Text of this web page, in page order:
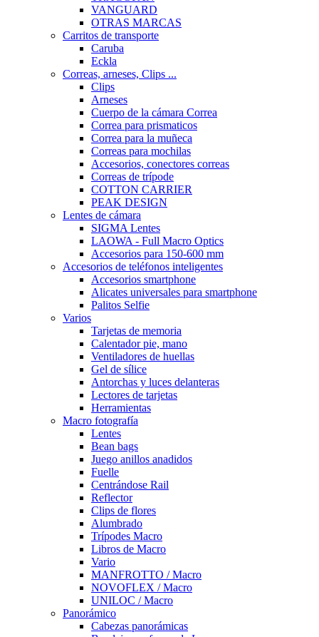
VANGUARD
OTRAS MARCAS
Carritos de transporte
Caruba
Eckla
Correas, arneses, Clips ...
Clips
Arneses
Cuerpo de la cámara Correa
Correa para prismaticos
Correa para la muñeca
Correas para mochilas
Accesorios, conectores correas
Correas de trípode
COTTON CARRIER
PEAK DESIGN
Lentes de cámara
SIGMA Lentes
LAOWA - Full Macro Optics
Accesorios para 150-600 mm
Accesorios de teléfonos inteligentes
Accesorios smartphone
Alicates universales para smartphone
Palitos Selfie
Varios
Tarjetas de memoria
Calentador pie, mano
Ventiladores de huellas
Gel de sílice
Antorchas y luces delanteras
Lectores de tarjetas
Herramientas
Macro fotografía
Lentes
Bean bags
Juego anillos anadidos
Fuelle
Centrándose Rail
Reflector
Clips de flores
Alumbrado
Trípodes Macro
Libros de Macro
Vario
MANFROTTO / Macro
NOVOFLEX / Macro
UNILOC / Macro
Panorámico
Cabezas panorámicas